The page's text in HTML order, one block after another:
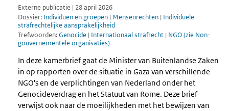
Externe publicatie | 28 april 2026
Dossier: Individuen en groepen | Mensenrechten | Individuele
strafrechtelijke aansprakelijkheid
Trefwoorden:Genocide | Internationaal strafrecht | NGO (zie Non-
gouvernementele organisaties)
In deze kamerbrief gaat de Minister van Buitenlandse Zaken
in op rapporten over de situatie in Gaza van verschillende
NGO's en de verplichtingen van Nederland onder het
Genocideverdrag en het Statuut van Rome. Deze brief
verwijst ook naar de moeilijkheden met het bewijzen van